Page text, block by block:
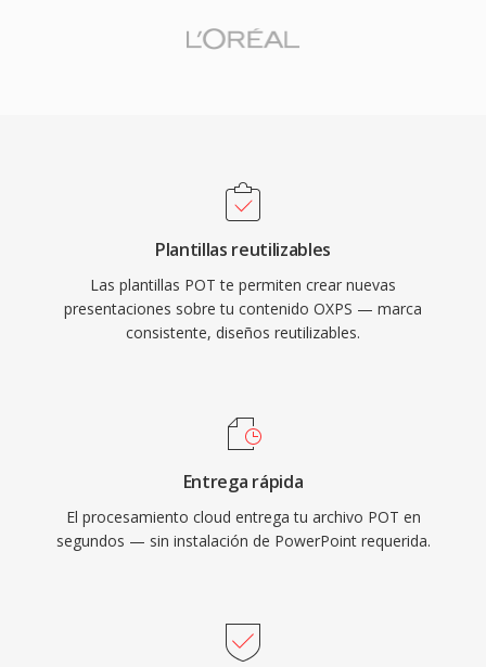
Plantillas reutilizables
Las plantillas POT te permiten crear nuevas
presentaciones sobre tu contenido OXPS — marca
consistente, diseños reutilizables.
Entrega rápida
El procesamiento cloud entrega tu archivo POT en
segundos — sin instalación de PowerPoint requerida.